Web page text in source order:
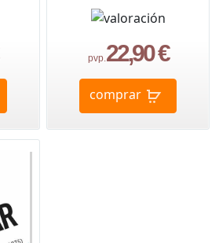
pvp.22,90 €
comprar